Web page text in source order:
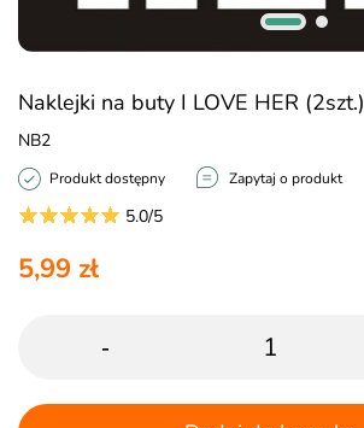
Naklejki na buty I LOVE HER (2szt.)
NB2
Produkt dostępny Zapytaj o produkt
5.0/5
5,99 zł
-